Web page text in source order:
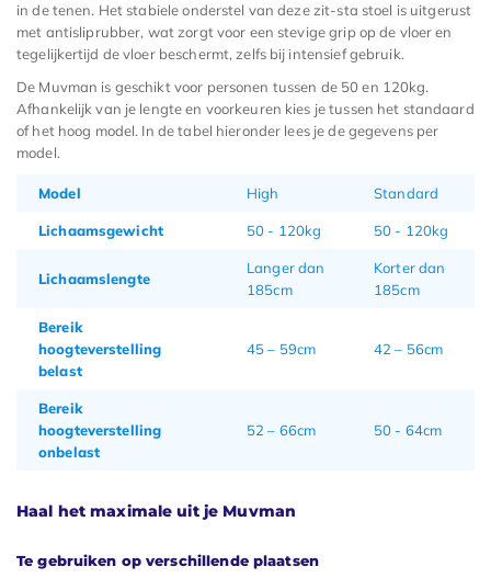
in de tenen. Het stabiele onderstel van deze zit-sta stoel is uitgerust
met antisliprubber, wat zorgt voor een stevige grip op de vloer en
tegelijkertijd de vloer beschermt, zelfs bij intensief gebruik.
De Muvman is geschikt voor personen tussen de 50 en 120kg.
Afhankelijk van je lengte en voorkeuren kies je tussen het standaard
of het hoog model. In de tabel hieronder lees je de gegevens per
model.
Model High Standard
Lichaamsgewicht 50 - 120kg 50 - 120kg
Lichaamslengte
Langer dan
185cm
Korter dan
185cm
Bereik
hoogteverstelling
belast
45 – 59cm 42 – 56cm
Bereik
hoogteverstelling
onbelast
52 – 66cm 50 - 64cm
Haal het maximale uit je Muvman
Te gebruiken op verschillende plaatsen